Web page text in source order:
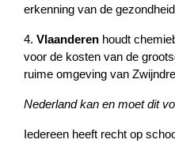
erkenning van de
4. Vlaanderen houdt
voor de kosten van de
ruime omgeving van
Nederland kan en moet dit
Iedereen heeft recht op